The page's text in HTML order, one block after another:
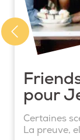
pour
Certaines
La preuve,